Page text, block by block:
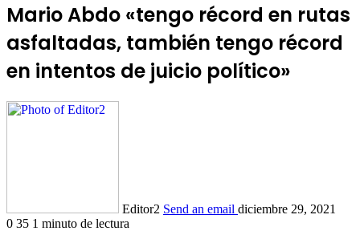
Mario Abdo «tengo récord en rutas
asfaltadas, también tengo récord
en intentos de juicio político»
Editor2 Send an email diciembre 29, 2021
0 35 1 minuto de lectura